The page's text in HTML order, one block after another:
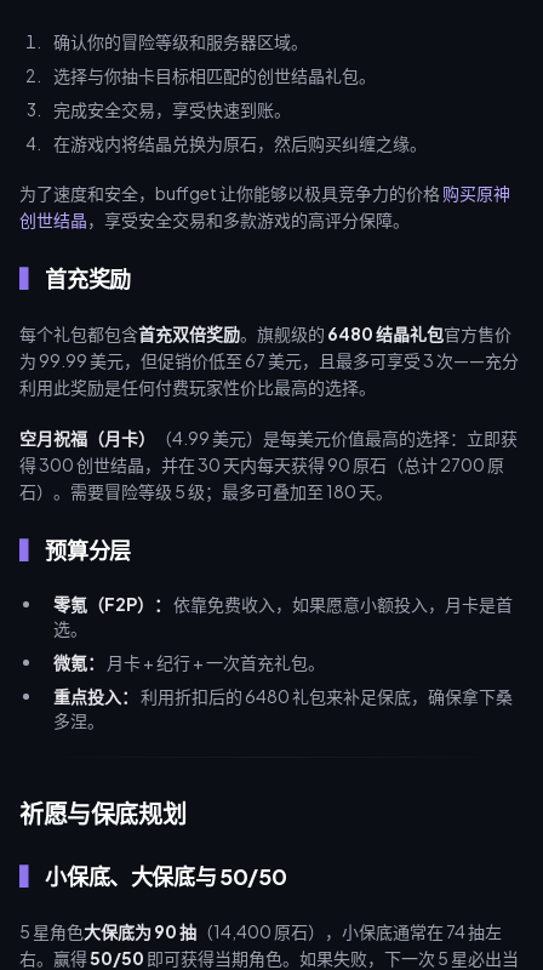
确认你的冒险等级和服务器区域。
选择与你抽卡目标相匹配的创世结晶礼包。
完成安全交易，享受快速到账。
在游戏内将结晶兑换为原石，然后购买纠缠之缘。
为了速度和安全，buffget 让你能够以极具竞争力的价格购买原神
创世结晶，享受安全交易和多款游戏的高评分保障。
首充奖励
每个礼包都包含首充双倍奖励。旗舰级的 6480 结晶礼包官方售价
为 99.99 美元，但促销价低至 67 美元，且最多可享受 3 次——充分
利用此奖励是任何付费玩家性价比最高的选择。
空月祝福（月卡）
（4.99 美元）是每美元价值最高的选择：立即获
得 300 创世结晶，并在 30 天内每天获得 90 原石（总计 2700 原
石）。需要冒险等级 5 级；最多可叠加至 180 天。
预算分层
零氪（F2P）：
依靠免费收入，如果愿意小额投入，月卡是首
选。
微氪：
月卡 + 纪行 + 一次首充礼包。
重点投入：
利用折扣后的 6480 礼包来补足保底，确保拿下桑
多涅。
祈愿与保底规划
小保底、大保底与 50/50
5 星角色大保底为 90 抽 （14,400 原石），小保底通常在 74 抽左
右。赢得50/50 即可获得当期角色。如果失败，下一次 5 星必出当